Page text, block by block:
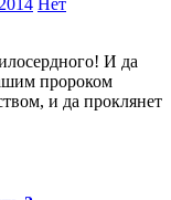
Нет
пророком
и да проклянет